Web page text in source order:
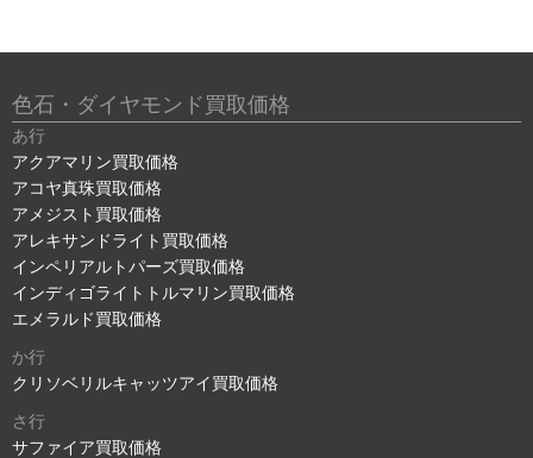
色石・ダイヤモンド買取価格
あ行
アクアマリン買取価格
アコヤ真珠買取価格
アメジスト買取価格
アレキサンドライト買取価格
インペリアルトパーズ買取価格
インディゴライトトルマリン買取価格
エメラルド買取価格
か行
クリソベリルキャッツアイ買取価格
さ行
サファイア買取価格